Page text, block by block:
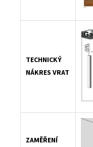
TECHNICKÝ
NÁKRES VRAT
ZAMĚŘENÍ